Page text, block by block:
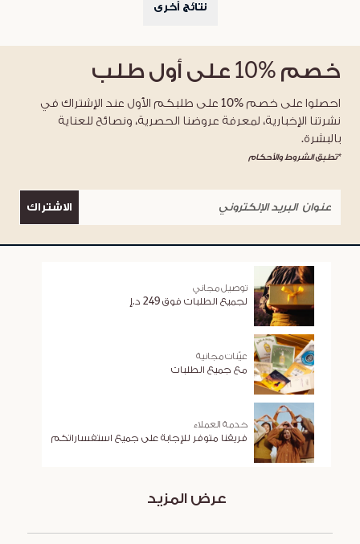
نتائج أخرى
خصم %10 على أول طلب
احصلوا على خصم %10 على طلبكم الأول عند الإشتراك في
نشرتنا الإخبارية، لمعرفة عروضنا الحصرية، ونصائح للعناية
بالبشرة.
*تطبق الشروط والأحكام
الاشتراك
توصيل مجاني
لجميع الطلبات فوق 249 د.إ
عيّنات مجانية
مع جميع الطلبات
خدمة العملاء
فريقنا متوفر للإجابة على جميع استفساراتكم
عرض المزيد